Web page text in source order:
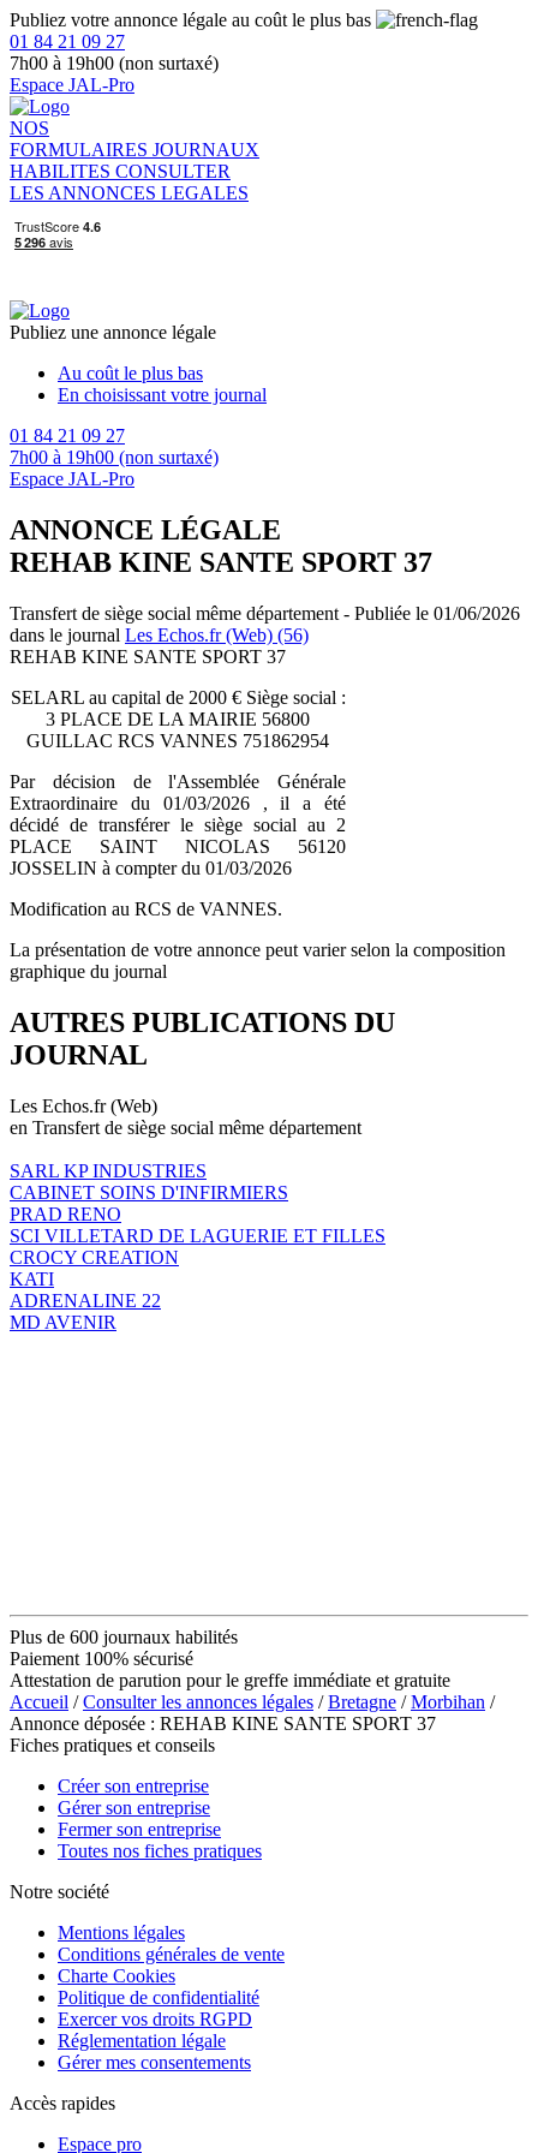
Publiez votre annonce légale au coût le plus bas
01 84 21 09 27
7h00 à 19h00 (non surtaxé)
Espace JAL-Pro
NOS
FORMULAIRES JOURNAUX
HABILITES CONSULTER
LES ANNONCES LEGALES
Publiez une annonce légale
Au coût le plus bas
En choisissant votre journal
01 84 21 09 27
7h00 à 19h00 (non surtaxé)
Espace JAL-Pro
ANNONCE LÉGALE
REHAB KINE SANTE SPORT 37
Transfert de siège social même département - Publiée le 01/06/2026
dans le journal Les Echos.fr (Web) (56)
REHAB KINE SANTE SPORT 37
SELARL au capital de 2000 € Siège social :
3 PLACE DE LA MAIRIE 56800
GUILLAC RCS VANNES 751862954
Par décision de l'Assemblée Générale
Extraordinaire du 01/03/2026 , il a été
décidé de transférer le siège social au 2
PLACE SAINT NICOLAS 56120
JOSSELIN à compter du 01/03/2026
Modification au RCS de VANNES.
La présentation de votre annonce peut varier selon la composition
graphique du journal
AUTRES PUBLICATIONS DU
JOURNAL
Les Echos.fr (Web)
en Transfert de siège social même département
SARL KP INDUSTRIES
CABINET SOINS D'INFIRMIERS
PRAD RENO
SCI VILLETARD DE LAGUERIE ET FILLES
CROCY CREATION
KATI
ADRENALINE 22
MD AVENIR
Plus de 600 journaux habilités
Paiement 100% sécurisé
Attestation de parution pour le greffe immédiate et gratuite
Accueil /Consulter les annonces légales /Bretagne /Morbihan /
Annonce déposée : REHAB KINE SANTE SPORT 37
Fiches pratiques et conseils
Créer son entreprise
Gérer son entreprise
Fermer son entreprise
Toutes nos fiches pratiques
Notre société
Mentions légales
Conditions générales de vente
Charte Cookies
Politique de confidentialité
Exercer vos droits RGPD
Réglementation légale
Gérer mes consentements
Accès rapides
Espace pro